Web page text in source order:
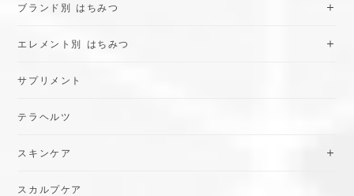
ブランド別 はちみつ
エレメント別 はちみつ
サプリメント
テラヘルツ
スキンケア
スカルプケア